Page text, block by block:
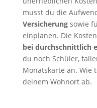
musst du die
Versicherungsowie
einplanen. Die
bei durchschnittlich
du noch Schüler,
Monatskarte an. Wie
deinem Wohnort ab.